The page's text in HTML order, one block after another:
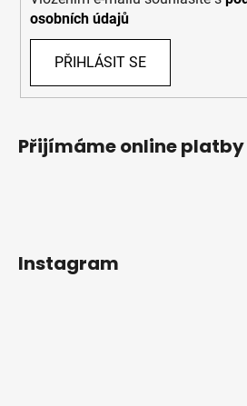
osobních údajů
PŘIHLÁSIT SE
Přijímáme online platby
Instagram